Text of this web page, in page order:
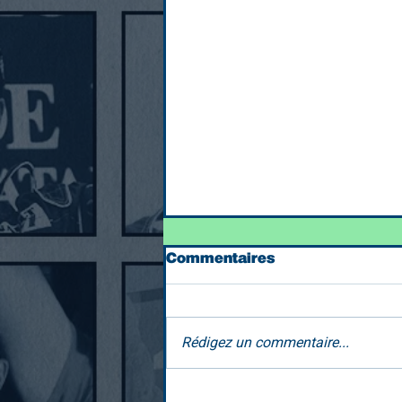
Commentaires
Rédigez un commentaire...